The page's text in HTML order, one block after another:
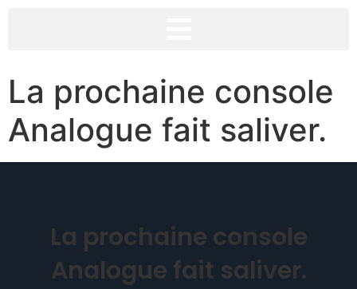
La prochaine console
Analogue fait saliver.
La prochaine console
Analogue fait saliver.